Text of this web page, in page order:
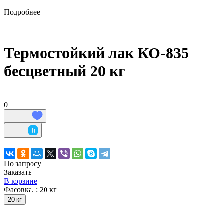
Подробнее
Термостойкий лак КО-835
бесцветный 20 кг
0
По запросу
Заказать
В корзине
Фасовка. : 20 кг
20 кг